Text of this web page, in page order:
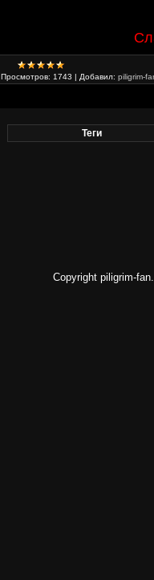
Просмотров: 1743 | Добавил: piligrim-
Теги
Copyright piligrim-